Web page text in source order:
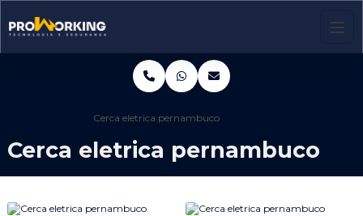
Cerca eletrica pernambuco
Cerca eletrica pernambuco